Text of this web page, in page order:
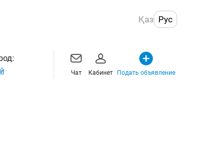
Қаз Рус
Чат Кабинет Подать объявление